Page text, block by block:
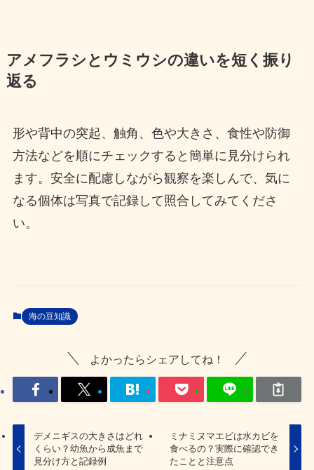
アメフラシとウミウシの違いを短く振り
返る
形や背中の突起、触角、色や大きさ、食性や防御
方法などを順にチェックすると簡単に見分けられ
ます。安全に配慮しながら観察を楽しんで、気に
なる個体は写真で記録して照合してみてくださ
い。
海の豆知識
よかったらシェアしてね！
デメニギスの大きさはどれ
くらい？幼魚から成魚まで
見分け方と記録例
ミナミヌマエビは水カビを
食べるの？実際に確認でき
たことと注意点